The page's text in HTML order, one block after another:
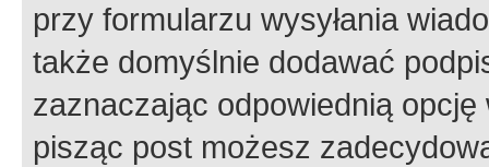
przy formularzu wysyłania
także domyślnie dodawać
zaznaczając odpowiednią
pisząc post możesz